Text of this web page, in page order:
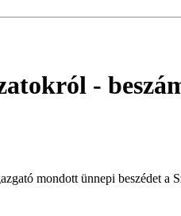
-
mondott ünnepi beszédet